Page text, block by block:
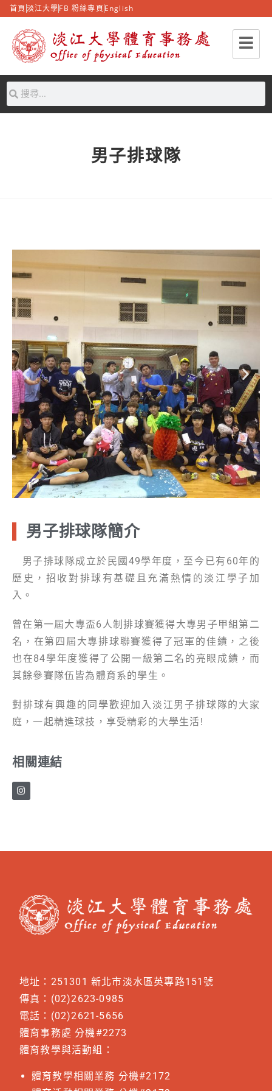
首頁 淡江大學FB 粉絲專頁 English
男子排球隊
男子排球隊簡介
男子排球隊成立於民國49學年度，至今已有60年的
歷史，招收對排球有基礎且充滿熱情的淡江學子加
入。
曾在第一屆大專盃6人制排球賽獲得大專男子甲組第二
名，在第四屆大專排球聯賽獲得了冠軍的佳績，之後
也在84學年度獲得了公開一級第二名的亮眼成績，而
其餘參賽隊伍皆為體育系的學生。
對排球有興趣的同學歡迎加入淡江男子排球隊的大家
庭，一起精進球技，享受精彩的大學生活!
相關連結
地址：251301 新北市淡水區英專路151號
傳真：(02)2623-0985
電話：(02)2621-5656
體育事務處 分機#2273
體育教學與活動組：
體育教學相關業務 分機#2172